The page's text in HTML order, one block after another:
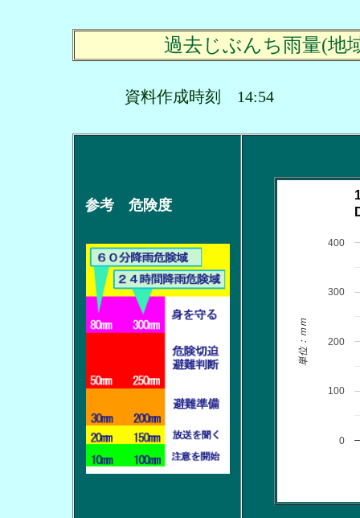
過去じぶんち雨量(地
資料作成時刻 14:54
参考 危険度
0
100
200
300
400
単位：ｍｍ